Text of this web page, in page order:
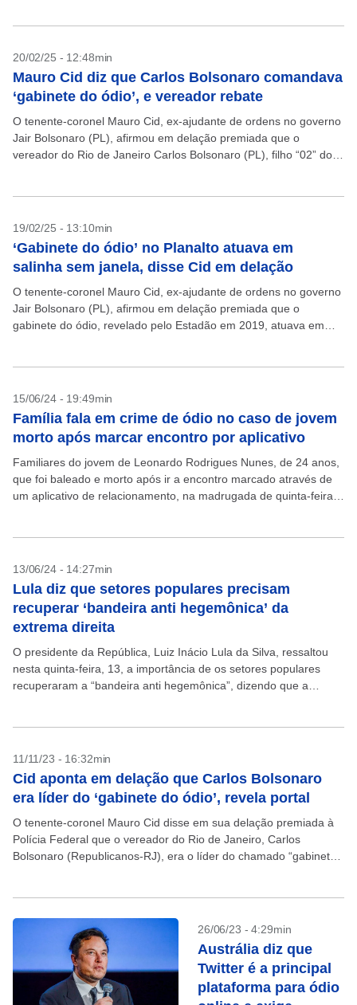
20/02/25 - 12:48min
Mauro Cid diz que Carlos Bolsonaro comandava
‘gabinete do ódio’, e vereador rebate
O tenente-coronel Mauro Cid, ex-ajudante de ordens no governo
Jair Bolsonaro (PL), afirmou em delação premiada que o
vereador do Rio de Janeiro Carlos Bolsonaro (PL), filho “02” do
19/02/25 - 13:10min
‘Gabinete do ódio’ no Planalto atuava em
salinha sem janela, disse Cid em delação
O tenente-coronel Mauro Cid, ex-ajudante de ordens no governo
Jair Bolsonaro (PL), afirmou em delação premiada que o
gabinete do ódio, revelado pelo Estadão em 2019, atuava em
15/06/24 - 19:49min
Família fala em crime de ódio no caso de jovem
morto após marcar encontro por aplicativo
Familiares do jovem de Leonardo Rodrigues Nunes, de 24 anos,
que foi baleado e morto após ir a encontro marcado através de
um aplicativo de relacionamento, na madrugada de quinta-feira,
13/06/24 - 14:27min
Lula diz que setores populares precisam
recuperar ‘bandeira anti hegemônica’ da
extrema direita
O presidente da República, Luiz Inácio Lula da Silva, ressaltou
nesta quinta-feira, 13, a importância de os setores populares
recuperaram a “bandeira anti hegemônica”, dizendo que a
11/11/23 - 16:32min
Cid aponta em delação que Carlos Bolsonaro
era líder do ‘gabinete do ódio’, revela portal
O tenente-coronel Mauro Cid disse em sua delação premiada à
Polícia Federal que o vereador do Rio de Janeiro, Carlos
Bolsonaro (Republicanos-RJ), era o líder do chamado “gabinete
26/06/23 - 4:29min
Austrália diz que
Twitter é a principal
plataforma para ódio